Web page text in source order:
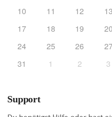
10
11 12 13
17
18 19 20
24
25 26
31
1 2 3
Support